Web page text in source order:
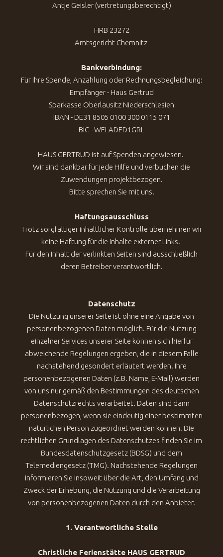
Antje Geisler (vertretungsberechtigt)
HRB 23272
Amtsgericht Chemnitz
Bankverbindung:
Für Ihre Spende, Anzahlung oder Rechnungsbegleichung:
Empfänger - Haus Gertrud
Sparkasse Oberlausitz Niederschlesien
IBAN - DE31 8505 0100 300 0115 071
BIC - WELADED1GRL
HAUS GERTRUD ist auf Spenden angewiesen.
Wir sind dankbar für jede Hilfe und verbuchen die
Zuwendungen projektbezogen.
Bitte sprechen Sie mit uns.
Haftungsausschluss
Trotz sorgfältiger inhaltlicher Kontrolle übernehmen wir
keine Haftung für die Inhalte externer Links.
Für den Inhalt der verlinkten Seiten sind ausschließlich
deren Betreiber verantwortlich.
Datenschutz
Die Nutzung unserer Seite ist ohne eine Angabe von
personenbezogenen Daten möglich. Für die Nutzung
einzelner Services unserer Seite können sich hierfür
abweichende Regelungen ergeben, die in diesem Falle
nachstehend gesondert erläutert werden. Ihre
personenbezogenen Daten (z.B. Name, E-Mail) werden
von uns nur gemäß den Bestimmungen des deutschen
Datenschutzrechts verarbeitet. Daten sind dann
personenbezogen, wenn sie eindeutig einer bestimmten
natürlichen Person zugeordnet werden können. Die
rechtlichen Grundlagen des Datenschutzes finden Sie im
Bundesdatenschutzgesetz (BDSG) und dem
Telemediengesetz (TMG). Nachstehende Regelungen
informieren Sie insoweit über die Art, den Umfang und
Zweck der Erhebung, die Nutzung und die Verarbeitung
von personenbezogenen Daten durch den Anbieter.
1. Verantwortliche Stelle
Christliche Ferienstätte HAUS GERTRUD